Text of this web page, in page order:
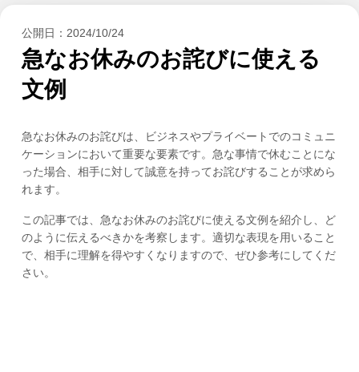
公開日： 2024/10/24
急なお休みのお詫びに使える
文例
急なお休みのお詫びは、ビジネスやプライベートでのコミュニ
ケーションにおいて重要な要素です。急な事情で休むことにな
った場合、相手に対して誠意を持ってお詫びすることが求めら
れます。
この記事では、急なお休みのお詫びに使える文例を紹介し、ど
のように伝えるべきかを考察します。適切な表現を用いること
で、相手に理解を得やすくなりますので、ぜひ参考にしてくだ
さい。